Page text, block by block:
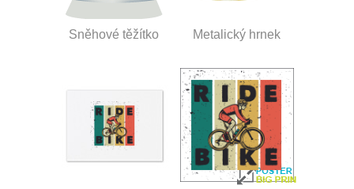
Sněhové těžítko Metalický hrnek